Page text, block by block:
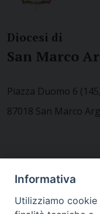
Diocesi di
San Marco
Piazza Duomo 6
87018 San Marco
Informativa
Utilizziamo